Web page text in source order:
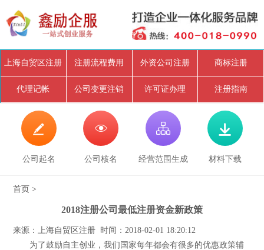
上海自贸区注册 注册流程费用 外资公司注册 商标注册
代理记帐 公司变更注销 许可证办理 注册指南

公司起名

公司核名

经营范围生成

材料下载
首页 >
2018注册公司最低注册资金新政策
来源：上海自贸区注册 时间：2018-02-01 18:20:12
为了鼓励自主创业，我们国家每年都会有很多的优惠政策辅